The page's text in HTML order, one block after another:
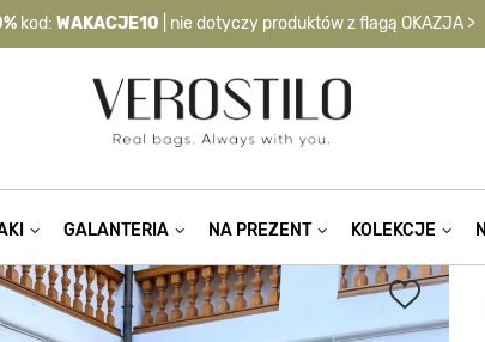
kod: WAKACJE10 | nie dotyczy produktów z flagą OKAZJA >
GALANTERIA NA PREZENT KOLEKCJE